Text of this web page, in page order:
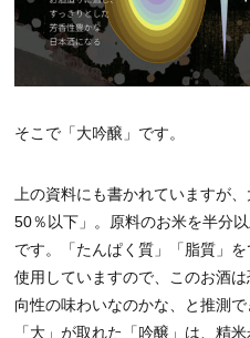
そこで「大吟醸」です。
上の資料にも書かれていますが
50％以下」。原料のお米を半分
です。「たんぱく質」「脂質」
使用していますので、このお酒
向性の味わいなのかな、と推測
「大」が取れた「吟醸」は、精